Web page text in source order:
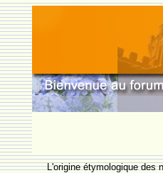
L'origine étymologique des